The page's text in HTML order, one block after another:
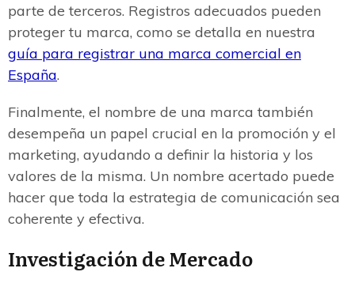
parte de terceros. Registros adecuados pueden
proteger tu marca, como se detalla en nuestra
guía para registrar una marca comercial en
España.
Finalmente, el nombre de una marca también
desempeña un papel crucial en la promoción y el
marketing, ayudando a definir la historia y los
valores de la misma. Un nombre acertado puede
hacer que toda la estrategia de comunicación sea
coherente y efectiva.
Investigación de Mercado